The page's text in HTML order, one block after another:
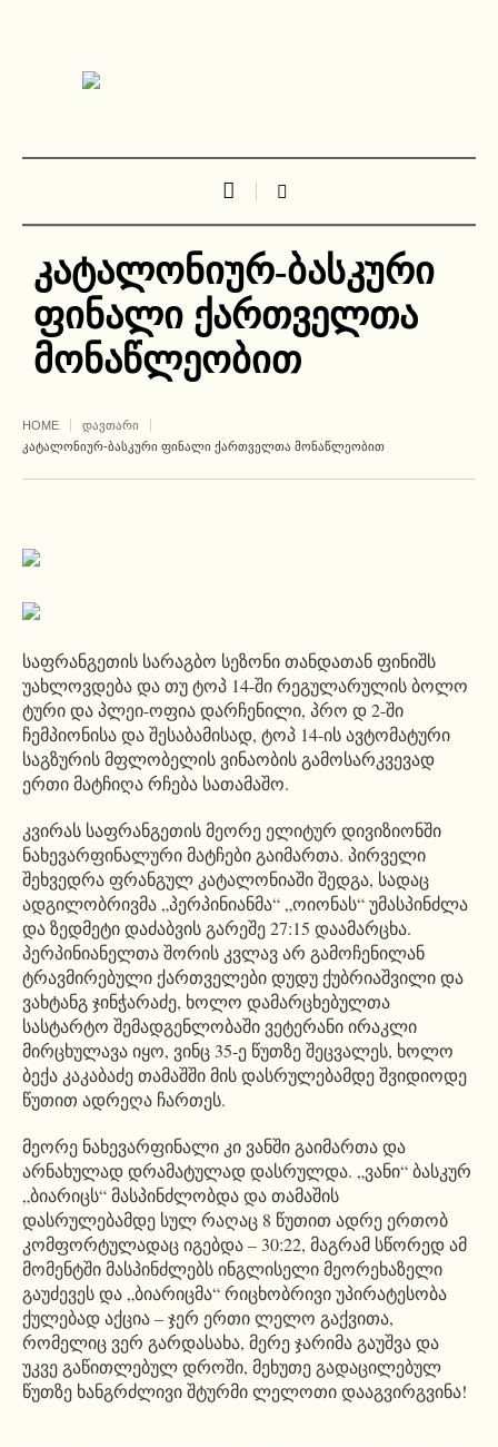
კატალონიურ-ბასკური
ფინალი ქართველთა
მონაწლეობით
HOME
ᲓᲐᲕᲗᲐᲠᲘ
ᲙᲐᲢᲐᲚᲝᲜᲘᲣᲠ-ᲑᲐᲡᲙᲣᲠᲘ ᲤᲘᲜᲐᲚᲘ ᲥᲐᲠᲗᲕᲔᲚᲗᲐ ᲛᲝᲜᲐᲬᲚᲔᲝᲑᲘᲗ
საფრანგეთის სარაგბო სეზონი თანდათან ფინიშს
უახლოვდება და თუ ტოპ 14-ში რეგულარულის ბოლო
ტური და პლეი-ოფია დარჩენილი, პრო დ 2-ში
ჩემპიონისა და შესაბამისად, ტოპ 14-ის ავტომატური
საგზურის მფლობელის ვინაობის გამოსარკვევად
ერთი მატჩიღა რჩება სათამაშო.
კვირას საფრანგეთის მეორე ელიტურ დივიზიონში
ნახევარფინალური მატჩები გაიმართა. პირველი
შეხვედრა ფრანგულ კატალონიაში შედგა, სადაც
ადგილობრივმა „პერპინიანმა“ „ოიონას“ უმასპინძლა
და ზედმეტი დაძაბვის გარეშე 27:15 დაამარცხა.
პერპინიანელთა შორის კვლავ არ გამოჩენილან
ტრავმირებული ქართველები დუდუ ქუბრიაშვილი და
ვახტანგ ჯინჭარაძე, ხოლო დამარცხებულთა
სასტარტო შემადგენლობაში ვეტერანი ირაკლი
მირცხულავა იყო, ვინც 35-ე წუთზე შეცვალეს, ხოლო
ბექა კაკაბაძე თამაშში მის დასრულებამდე შვიდიოდე
წუთით ადრეღა ჩართეს.
მეორე ნახევარფინალი კი ვანში გაიმართა და
არნახულად დრამატულად დასრულდა. „ვანი“ ბასკურ
„ბიარიცს“ მასპინძლობდა და თამაშის
დასრულებამდე სულ რაღაც 8 წუთით ადრე ერთობ
კომფორტულადაც იგებდა – 30:22, მაგრამ სწორედ ამ
მომენტში მასპინძლებს ინგლისელი მეორეხაზელი
გაუძევეს და „ბიარიცმა“ რიცხობრივი უპირატესობა
ქულებად აქცია – ჯერ ერთი ლელო გაქვითა,
რომელიც ვერ გარდასახა, მერე ჯარიმა გაუშვა და
უკვე გაწითლებულ დროში, მეხუთე გადაცილებულ
წუთზე ხანგრძლივი შტურმი ლელოთი დააგვირგვინა!